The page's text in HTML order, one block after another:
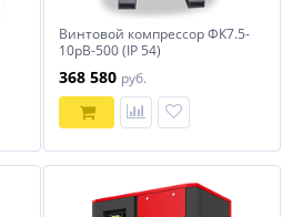
Винтовой компрессор ФК7.5-
10рВ-500 (IP 54)
368 580 руб.